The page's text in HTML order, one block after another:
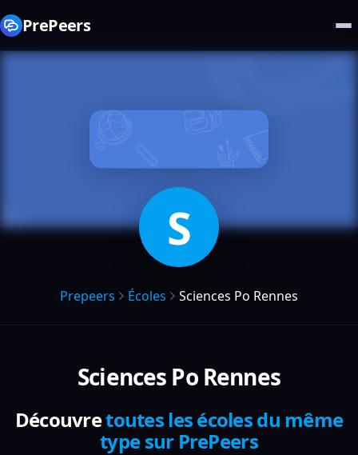
PrePeers
S
Prepeers Écoles Sciences Po Rennes
Sciences Po Rennes
Découvretoutes les écoles du même
type sur PrePeers